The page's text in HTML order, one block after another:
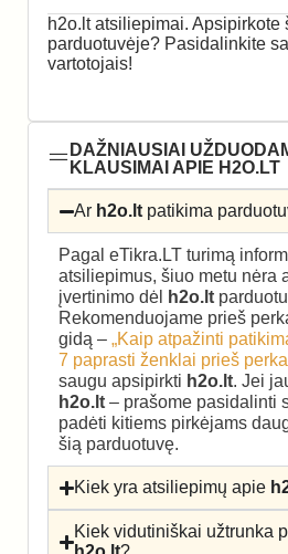
h2o.lt atsiliepimai. Apsipirkote
parduotuvėje? Pasidalinkite
vartotojais!
DAŽNIAUSIAI
KLAUSIMAI APIE H2O.LT
Ar h2o.lt patikima
Pagal eTikra.LT turimą
atsiliepimus, šiuo metu nėra
įvertinimo dėl
h2o.lt
Rekomenduojame prieš
gidą – „Kaip atpažinti
7 paprasti ženklai prieš
saugu apsipirkti h2o.lt. Jei
h2o.lt – prašome pasidalinti
padėti kitiems pirkėjams
šią parduotuvę.
Kiek yra atsiliepimų apie
Kiek vidutiniškai užtrunka